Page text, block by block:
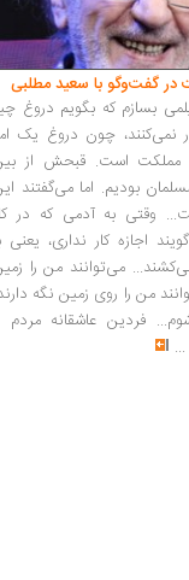
در گفت‌وگو با سعید مطلبی
بسازم که بگویم دروغ
نمی‌کنند، چون دروغ یک
مملکت است. قبحش از
بودیم. اما می‌گفتند
وقتی به آدمی که در
اجازه کار نداری، یعنی
می‌توانند من را
من را روی زمین نگه
فردین عاشقانه مردم
...